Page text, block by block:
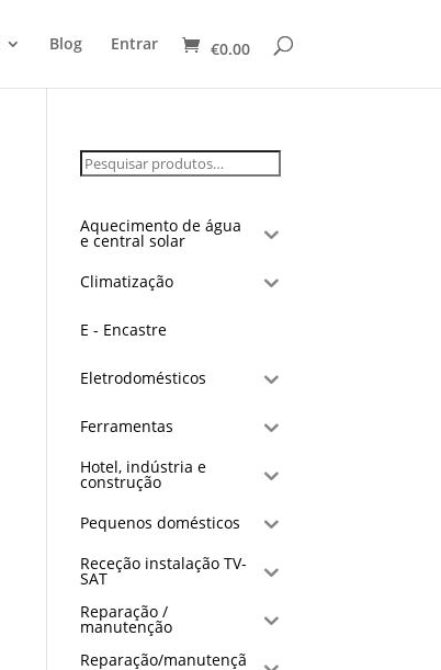
Blog Entrar €0.00
Aquecimento de água
e central solar
Climatização
E - Encastre
Eletrodomésticos
Ferramentas
Hotel, indústria e
construção
Pequenos domésticos
Receção instalação TV-
SAT
Reparação /
manutenção
Reparação/manutençã